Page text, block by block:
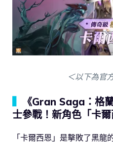
＜以下為官
《Gran Saga：格
士參戰！新角色「卡
「卡爾西恩」是擊敗了黑